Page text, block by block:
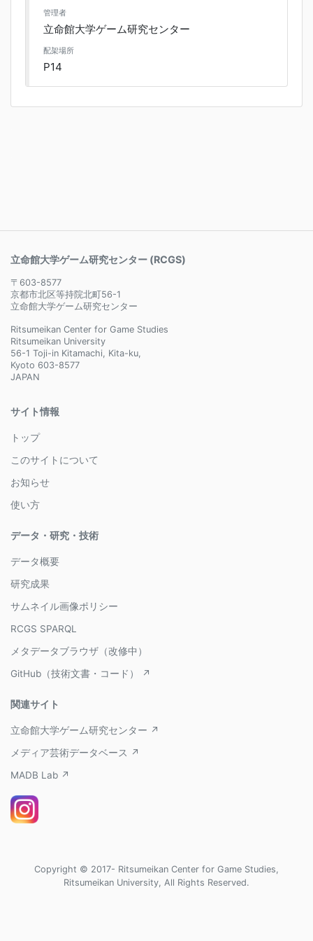
管理者
立命館大学ゲーム研究センター
配架場所
P14
立命館大学ゲーム研究センター (RCGS)
〒603-8577
京都市北区等持院北町56-1
立命館大学ゲーム研究センター
Ritsumeikan Center for Game Studies
Ritsumeikan University
56-1 Toji-in Kitamachi, Kita-ku,
Kyoto 603-8577
JAPAN
サイト情報
トップ
このサイトについて
お知らせ
使い方
データ・研究・技術
データ概要
研究成果
サムネイル画像ポリシー
RCGS SPARQL
メタデータブラウザ（改修中）
GitHub（技術文書・コード） ↗
関連サイト
立命館大学ゲーム研究センター ↗
メディア芸術データベース ↗
MADB Lab ↗
Copyright © 2017- Ritsumeikan Center for Game Studies,
Ritsumeikan University, All Rights Reserved.